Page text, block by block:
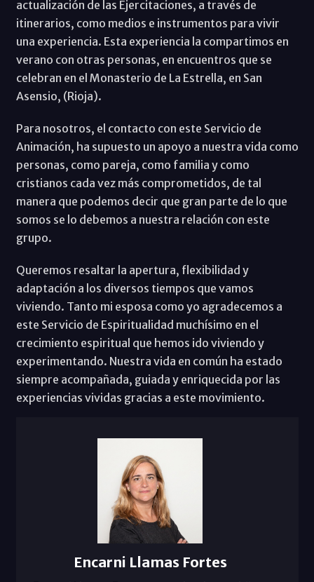
actualización de las Ejercitaciones, a través de
itinerarios, como medios e instrumentos para vivir
una experiencia. Esta experiencia la compartimos en
verano con otras personas, en encuentros que se
celebran en el Monasterio de La Estrella, en San
Asensio, (Rioja).
Para nosotros, el contacto con este Servicio de
Animación, ha supuesto un apoyo a nuestra vida como
personas, como pareja, como familia y como
cristianos cada vez más comprometidos, de tal
manera que podemos decir que gran parte de lo que
somos se lo debemos a nuestra relación con este
grupo.
Queremos resaltar la apertura, flexibilidad y
adaptación a los diversos tiempos que vamos
viviendo. Tanto mi esposa como yo agradecemos a
este Servicio de Espiritualidad muchísimo en el
crecimiento espiritual que hemos ido viviendo y
experimentando. Nuestra vida en común ha estado
siempre acompañada, guiada y enriquecida por las
experiencias vividas gracias a este movimiento.
Encarni Llamas Fortes